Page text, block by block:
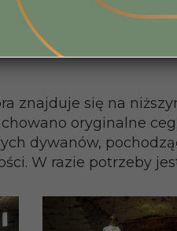
znajduje się na
oryginalne
dywanów,
W razie potrzeby